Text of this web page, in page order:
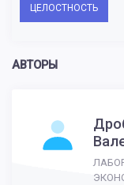
ЦЕЛОСТНОСТЬ
АВТОРЫ